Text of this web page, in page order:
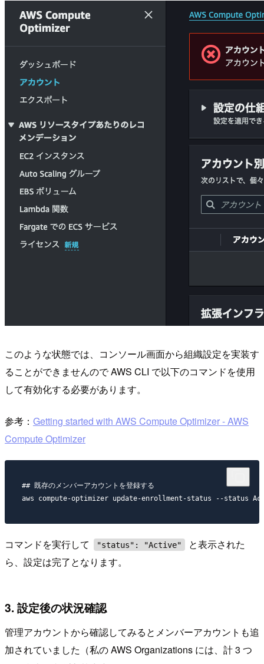
このような状態では、コンソール画面から組織設定を実装す
ることができませんので AWS CLI で以下のコマンドを使用
して有効化する必要があります。
参考： Getting started with AWS Compute Optimizer - AWS
Compute Optimizer
## 既存のメンバーアカウントを登録する
コマンドを実行して "status": "Active"
と表示された
ら、設定は完了となります。
3. 設定後の状況確認
管理アカウントから確認してみるとメンバーアカウントも追
加されていました（私の AWS Organizations には、計 3 つ